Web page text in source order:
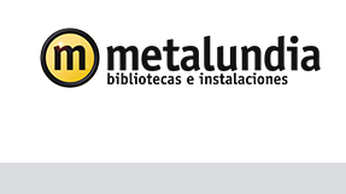
contenido